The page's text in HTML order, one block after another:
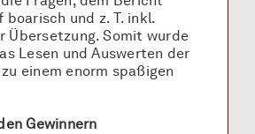
boarisch und z. T. inkl.
Übersetzung. Somit wurde
Lesen und Auswerten der
einem enorm spaßigen
Gewinnern